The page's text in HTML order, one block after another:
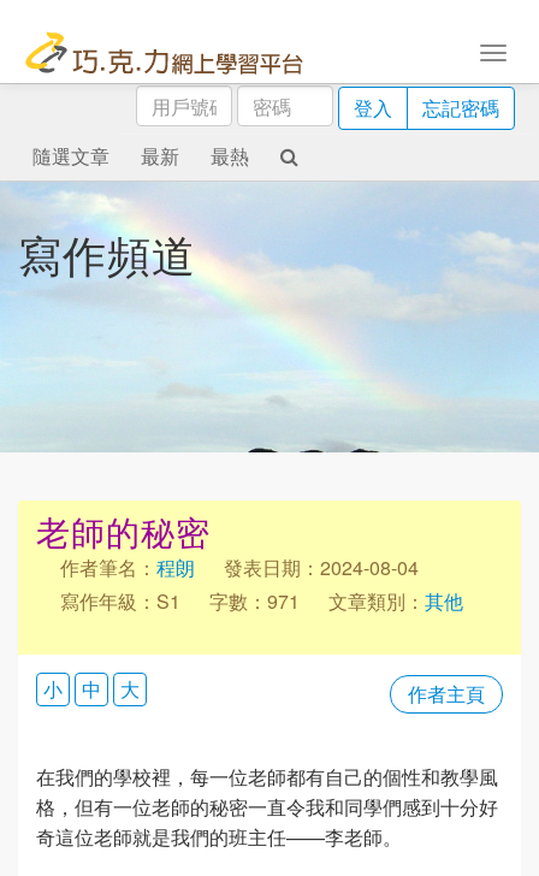
用
戶
號
碼
密
碼
登入
忘記密碼
隨選文章
最新 最熱
寫作頻道
老師的秘密
作者筆名： 程朗
發表日期：2024-08-04
寫作年級：S1
字數：971 文章類別： 其他
作者主頁
小 中 大
在我們的學校裡，每一位老師都有自己的個性和教學風
格，但有一位老師的秘密一直令我和同學們感到十分好
奇這位老師就是我們的班主任——李老師。